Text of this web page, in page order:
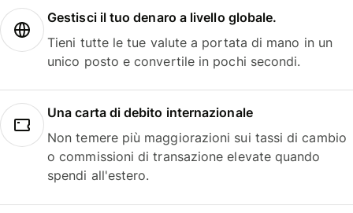
Gestisci il tuo denaro a livello globale.
Tieni tutte le tue valute a portata di mano in un
unico posto e convertile in pochi secondi.
Una carta di debito internazionale
Non temere più maggiorazioni sui tassi di cambio
o commissioni di transazione elevate quando
spendi all'estero.